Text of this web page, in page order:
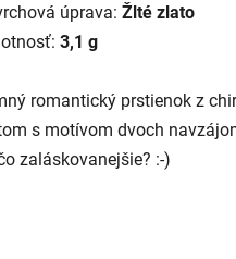
úprava: Žlté zlato
3,1 g
romantický prstienok z
s motívom dvoch
zaláskovanejšie? :-)